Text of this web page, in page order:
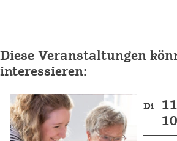
Diese Veranstaltungen
interessieren:
Di